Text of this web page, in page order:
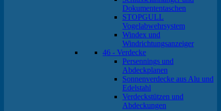
Dokumententaschen
STOPGULL
Vogelabwehrsystem
Windex und
Windrichtungsanzeiger
46 - Verdecke
Persennings und
Abdeckplanen
Sonnenverdecke aus Alu und
Edelstahl
Verdeckstützen und
Abdeckungen